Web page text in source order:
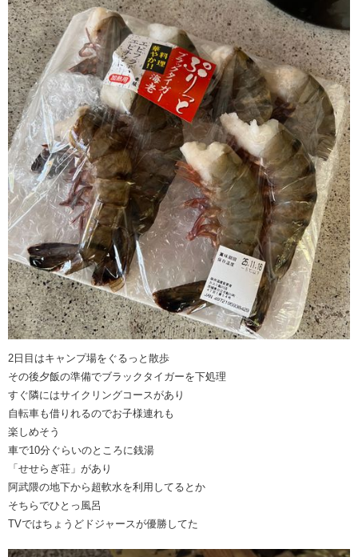
2日目はキャンプ場をぐるっと散歩
その後夕飯の準備でブラックタイガーを下処理
すぐ隣にはサイクリングコースがあり
自転車も借りれるのでお子様連れも
楽しめそう
車で10分ぐらいのところに銭湯
「せせらぎ荘」があり
阿武隈の地下から超軟水を利用してるとか
そちらでひとっ風呂
TVではちょうどドジャースが優勝してた